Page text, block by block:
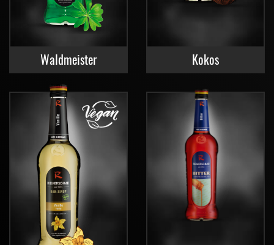
Waldmeister Kokos